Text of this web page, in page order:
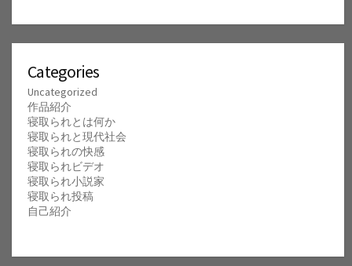
Categories
Uncategorized
作品紹介
寝取られとは何か
寝取られと現代社会
寝取られの快感
寝取られビデオ
寝取られ小説家
寝取られ投稿
自己紹介